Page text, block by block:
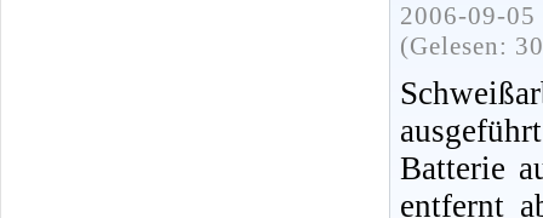
2006-09-
(Gelesen:
Batterie
entfernt